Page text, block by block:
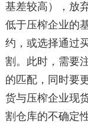
基差较高），放
低于压榨企业的
约，或选择通过
割。此时，需要
的匹配，同时要
货与压榨企业现
割仓库的不确定